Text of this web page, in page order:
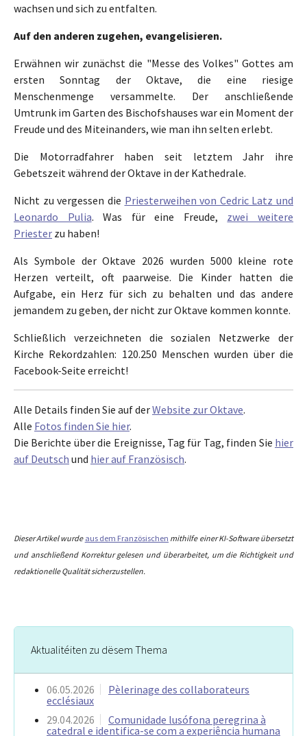
wachsen und sich zu entfalten.
Auf den anderen zugehen, evangelisieren.
Erwähnen wir zunächst die "Messe des Volkes" Gottes am
ersten Sonntag der Oktave, die eine riesige
Menschenmenge versammelte. Der anschließende
Umtrunk im Garten des Bischofshauses war ein Moment der
Freude und des Miteinanders, wie man ihn selten erlebt.
Die Motorradfahrer haben seit letztem Jahr ihre
Gebetszeit während der Oktave in der Kathedrale.
Nicht zu vergessen die Priesterweihen von Cedric Latz und
Leonardo Pulia. Was für eine Freude, zwei weitere
Priester zu haben!
Als Symbole der Oktave 2026 wurden 5000 kleine rote
Herzen verteilt, oft paarweise. Die Kinder hatten die
Aufgabe, ein Herz für sich zu behalten und das andere
jemandem zu geben, der nicht zur Oktave kommen konnte.
Schließlich verzeichneten die sozialen Netzwerke der
Kirche Rekordzahlen: 120.250 Menschen wurden über die
Facebook-Seite erreicht!
Alle Details finden Sie auf derWebsite zur Oktave.
Alle Fotos finden Sie hier.
Die Berichte über die Ereignisse, Tag für Tag, finden Sie hier
auf Deutsch und hier auf Französisch.
Dieser Artikel wurde aus dem Französischen mithilfe einer KI-Software übersetzt
und anschließend Korrektur gelesen und überarbeitet, um die Richtigkeit und
redaktionelle Qualität sicherzustellen.
Aktualitéiten zu dësem Thema
06.05.2026
Pèlerinage des collaborateurs
ecclésiaux
29.04.2026
Comunidade lusófona peregrina à
catedral e identifica-se com a experiência humana